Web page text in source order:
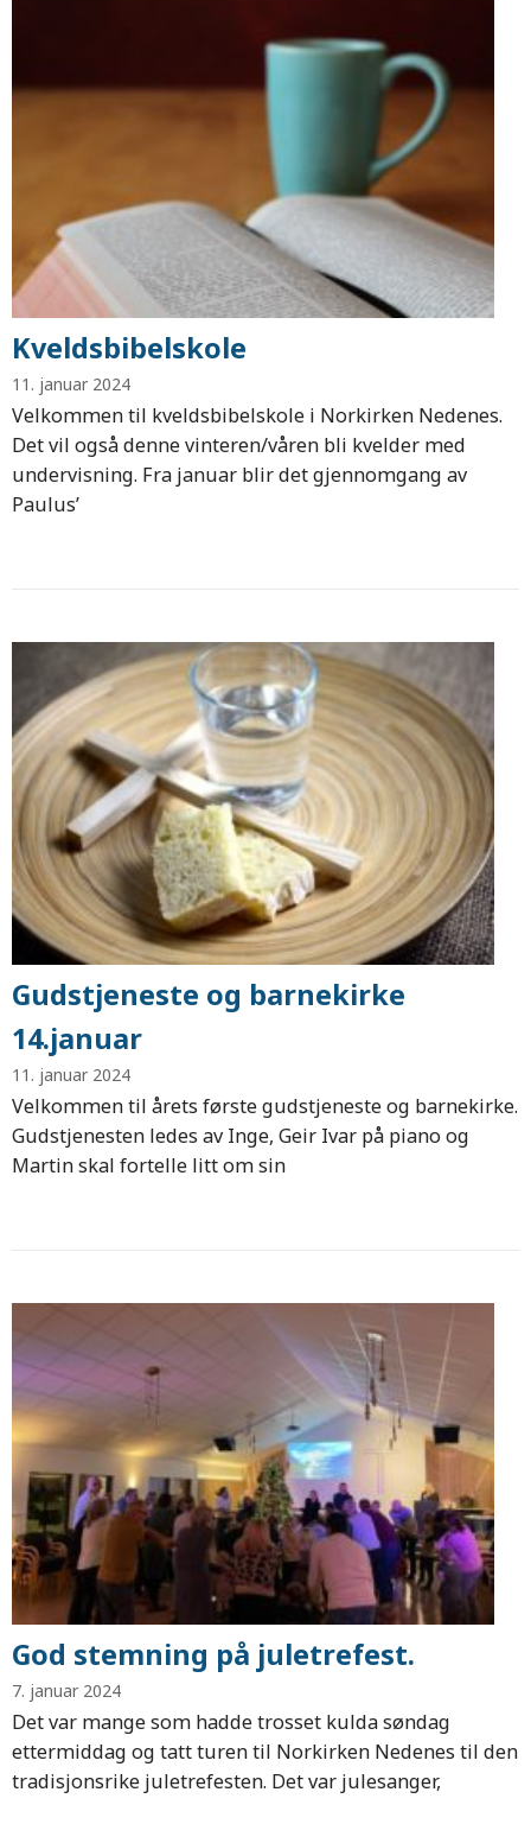
Kveldsbibelskole
11. januar 2024
Velkommen til kveldsbibelskole i Norkirken Nedenes.
Det vil også denne vinteren/våren bli kvelder med
undervisning. Fra januar blir det gjennomgang av
Paulus’
Gudstjeneste og barnekirke
14.januar
11. januar 2024
Velkommen til årets første gudstjeneste og barnekirke.
Gudstjenesten ledes av Inge, Geir Ivar på piano og
Martin skal fortelle litt om sin
God stemning på juletrefest.
7. januar 2024
Det var mange som hadde trosset kulda søndag
ettermiddag og tatt turen til Norkirken Nedenes til den
tradisjonsrike juletrefesten. Det var julesanger,